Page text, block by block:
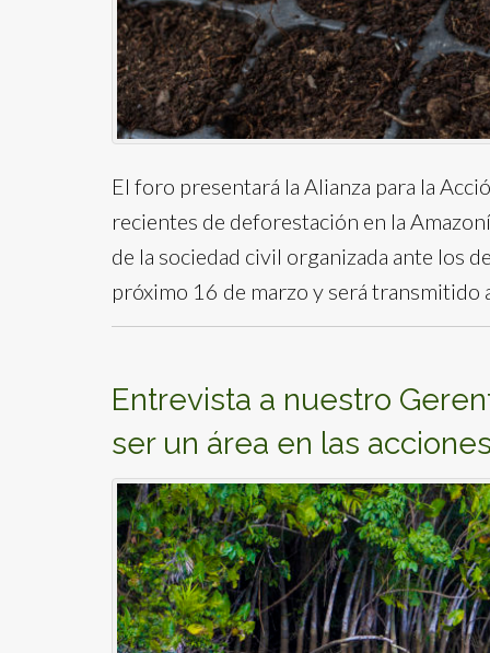
El foro presentará la Alianza para la
recientes de deforestación en la
de la sociedad civil organizada ante los
próximo 16 de marzo y será transmitido
Entrevista a nuestro
ser un área en las